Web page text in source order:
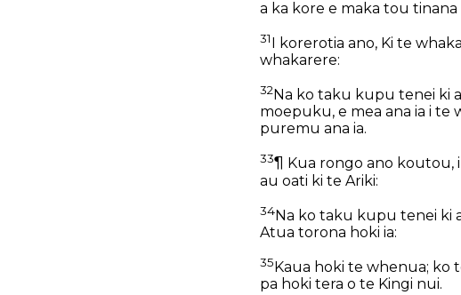
a ka kore e maka tou tinana
31I korerotia ano, Ki te
whakarere:
32 Na ko taku kupu tenei ki
moepuku, e mea ana ia i te
puremu ana ia.
33¶ Kua rongo ano koutou,
au oati ki te Ariki:
34Na ko taku kupu tenei ki
Atua torona hoki ia:
35 Kaua hoki te whenua; ko
pa hoki tera o te Kingi nui.